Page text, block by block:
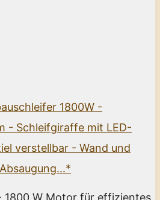
1800W -
- Schleifgiraffe mit LED-
verstellbar - Wand und
1800 W Motor für effizientes